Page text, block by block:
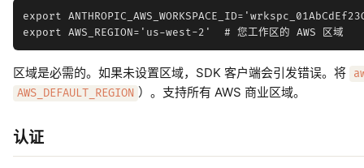
export
区域是必需的。如果未设置区域，SDK 客户端会引发错误。将
AWS_DEFAULT_REGION ）。支持所有 AWS 商业区域。
认证